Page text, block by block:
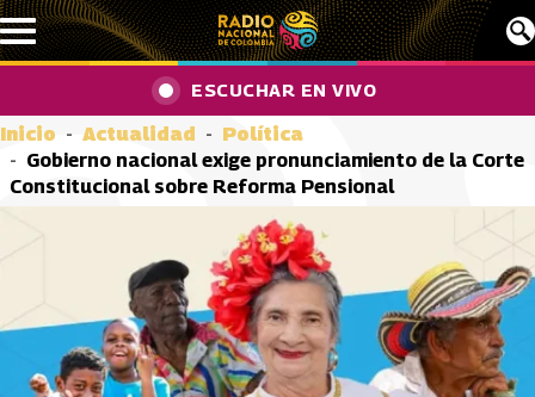
Pasar al contenido principal
ESCUCHAR EN VIVO
Inicio Actualidad
Política
Gobierno nacional exige pronunciamiento de la Corte
Constitucional sobre Reforma Pensional